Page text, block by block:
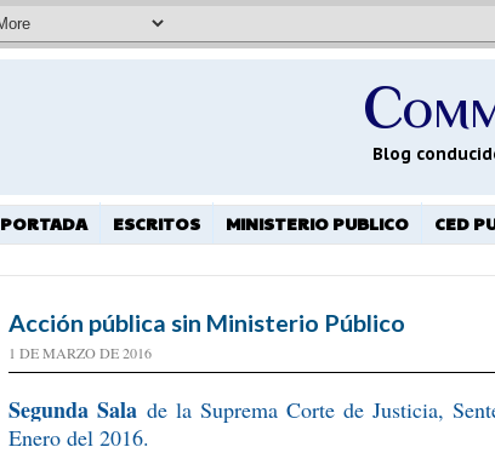
Blog
PORTADA ESCRITOS MINISTERIO PUBLICO CED
Acción pública sin Ministerio Público
1 DE MARZO DE 2016
Segunda Salade la Suprema Corte de Justicia,
Enero del 2016.